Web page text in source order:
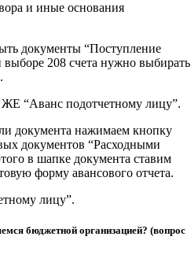
и иные основания
документы “Поступление
выборе 208 счета нужно выбирать
“Аванс подотчетному лицу”.
документа нажимаем кнопку
документов “Расходными
в шапке документа ставим
форму авансового отчета.
лицу”.
бюджетной организацией? (вопрос